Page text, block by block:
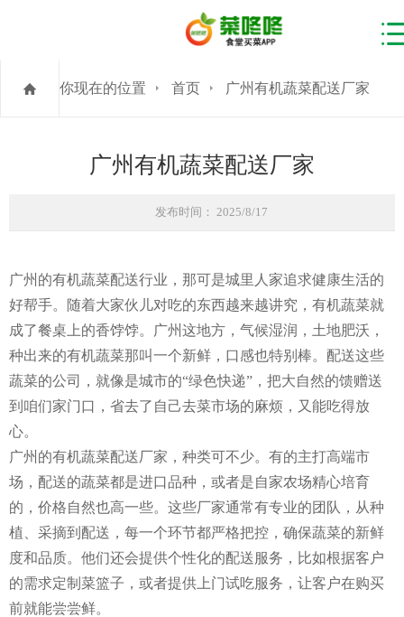
你现在的位置 首页 广州有机蔬菜配送厂家
广州有机蔬菜配送厂家
发布时间： 2025/8/17
广州的有机蔬菜配送行业，那可是城里人家追求健康生活的
好帮手。随着大家伙儿对吃的东西越来越讲究，有机蔬菜就
成了餐桌上的香饽饽。广州这地方，气候湿润，土地肥沃，
种出来的有机蔬菜那叫一个新鲜，口感也特别棒。配送这些
蔬菜的公司，就像是城市的“绿色快递”，把大自然的馈赠送
到咱们家门口，省去了自己去菜市场的麻烦，又能吃得放
心。
广州的有机蔬菜配送厂家，种类可不少。有的主打高端市
场，配送的蔬菜都是进口品种，或者是自家农场精心培育
的，价格自然也高一些。这些厂家通常有专业的团队，从种
植、采摘到配送，每一个环节都严格把控，确保蔬菜的新鲜
度和品质。他们还会提供个性化的配送服务，比如根据客户
的需求定制菜篮子，或者提供上门试吃服务，让客户在购买
前就能尝尝鲜。